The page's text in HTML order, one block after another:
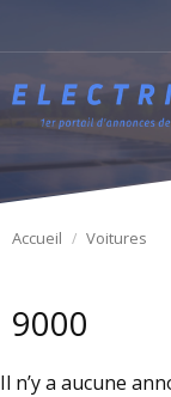
Accueil Voitures
9000
Il n’y a aucune